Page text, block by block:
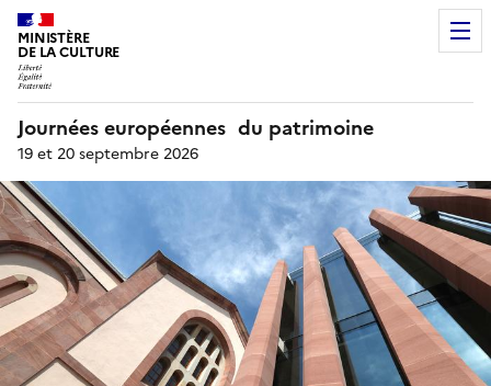
MINISTÈRE
DE LA CULTURE
Journées européennes du patrimoine
19 et 20 septembre 2026